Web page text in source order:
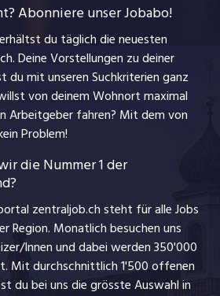
Abonniere unser Jobabo!
du täglich die neuesten
Deine Vorstellungen zu deiner
du mit unseren Suchkriterien ganz
von deinem Wohnort maximal
Arbeitgeber fahren? Mit demvon
Problem!
die Nummer 1 der
zentraljob.ch steht für alle Jobs
Region. Monatlich besuchen uns
Innen und dabei werden 350'000
Mit durchschnittlich 1'500 offenen
du bei uns die grösste Auswahl in